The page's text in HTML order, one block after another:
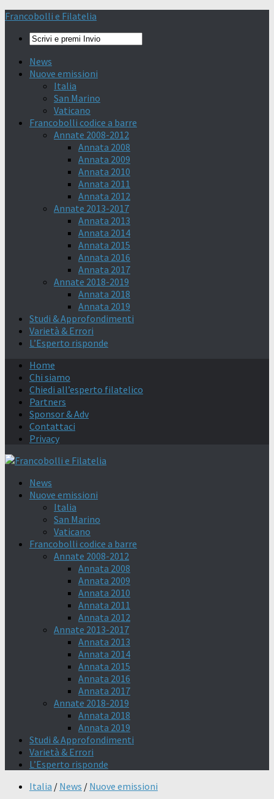
Francobolli e Filatelia
News
Nuove emissioni
Italia
San Marino
Vaticano
Francobolli codice a barre
Annate 2008-2012
Annata 2008
Annata 2009
Annata 2010
Annata 2011
Annata 2012
Annate 2013-2017
Annata 2013
Annata 2014
Annata 2015
Annata 2016
Annata 2017
Annate 2018-2019
Annata 2018
Annata 2019
Studi & Approfondimenti
Varietà & Errori
L’Esperto risponde
Home
Chi siamo
Chiedi all’esperto filatelico
Partners
Sponsor & Adv
Contattaci
Privacy
News
Nuove emissioni
Italia
San Marino
Vaticano
Francobolli codice a barre
Annate 2008-2012
Annata 2008
Annata 2009
Annata 2010
Annata 2011
Annata 2012
Annate 2013-2017
Annata 2013
Annata 2014
Annata 2015
Annata 2016
Annata 2017
Annate 2018-2019
Annata 2018
Annata 2019
Studi & Approfondimenti
Varietà & Errori
L’Esperto risponde
Italia / News / Nuove emissioni